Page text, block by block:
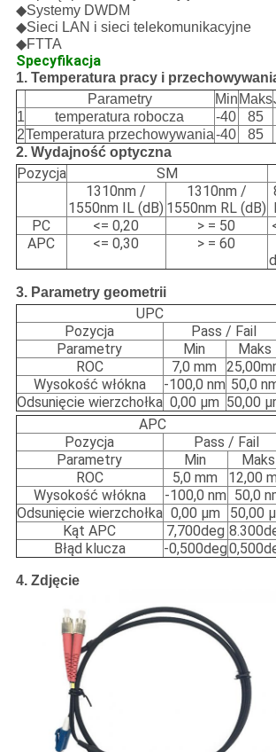
◆Systemy DWDM
◆Sieci LAN i sieci telekomunikacyjne
◆FTTA
Specyfikacja
1. Temperatura pracy i
Parametry
Min Maks
1
temperatura robocza -40 85
2Temperatura przechowywania-40 85
2. Wydajność optyczna
Pozycja SM
1310nm /
1550nm IL (dB)
1310nm /
1550nm RL (dB)
PC
<= 0,20 > = 50
APC
<= 0,30 > = 60
3. Parametry geometrii
UPC
Pozycja
Pass / Fail
Parametry
Min
Maks
ROC
7,0 mm
Wysokość włókna
-100,0 nm 50,0
Odsunięcie wierzchołka 0,00 μm 50,00
APC
Pozycja
Pass / Fail
Parametry
Min
Maks
ROC
5,0 mm
12,00
Wysokość włókna
-100,0 nm 50,0
Odsunięcie wierzchołka 0,00 μm
50,00
Kąt APC
7,700deg
Błąd klucza
-0,500deg
4. Zdjęcie